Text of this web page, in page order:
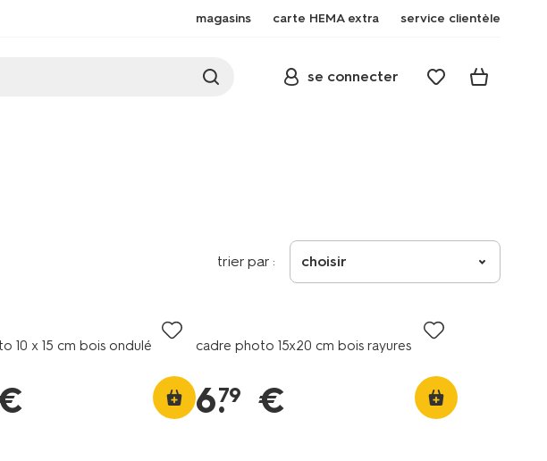
magasins carte HEMA extra service clientèle
se connecter
trier par : choisir
10 x 15 cm bois ondulé cadre photo 15x20 cm bois rayures
6.
79 €